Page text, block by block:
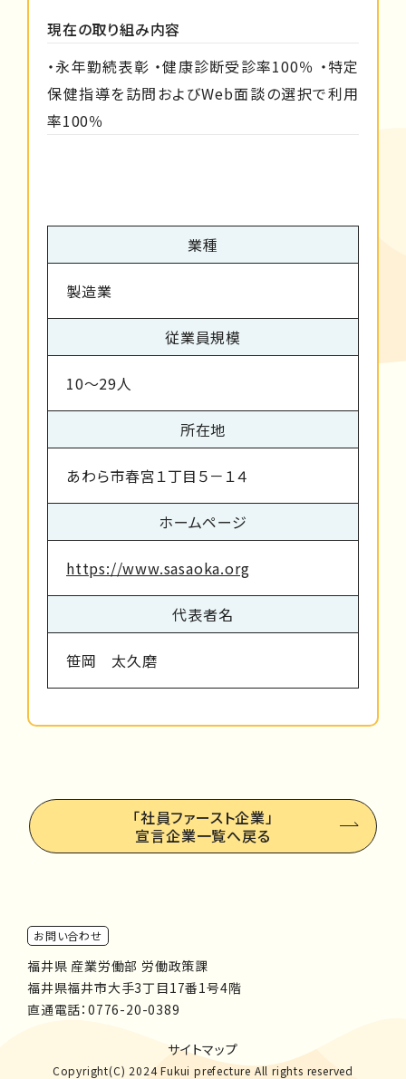
現在の取り組み内容
・永年勤続表彰 ・健康診断受診率100％ ・特定
保健指導を訪問およびWeb面談の選択で利用
率100％
業種
製造業
従業員規模
10～29人
所在地
あわら市春宮１丁目５－１４
ホームページ
https://www.sasaoka.org
代表者名
笹岡 太久磨
「社員ファースト企業」
宣言企業一覧へ戻る
お問い合わせ
福井県 産業労働部 労働政策課
福井県福井市大手3丁目17番1号4階
直通電話： 0776-20-0389
サイトマップ
Copyright(C) 2024 Fukui prefecture All rights reserved